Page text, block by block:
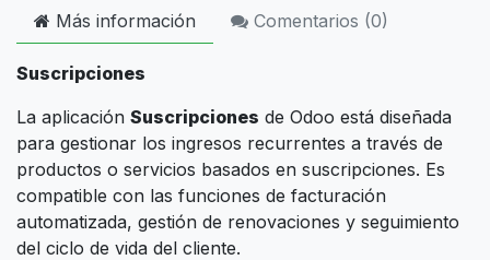
Más información Comentarios (0)
Suscripciones
La aplicación Suscripciones de Odoo está diseñada
para gestionar los ingresos recurrentes a través de
productos o servicios basados en suscripciones. Es
compatible con las funciones de facturación
automatizada, gestión de renovaciones y seguimiento
del ciclo de vida del cliente.